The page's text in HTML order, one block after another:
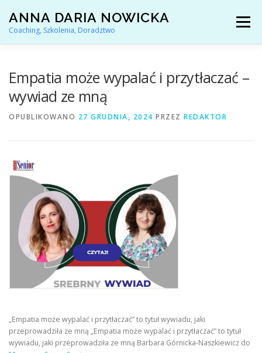
treści
ANNA DARIA NOWICKA
Coaching, Szkolenia, Doradztwo
Menu
KONTAKT
Empatia może wypalać i przytłaczać –
wywiad ze mną
OPUBLIKOWANO 27 GRUDNIA, 2024 PRZEZ REDAKTOR
„Empatia może wypalać i przytłaczać” to tytuł wywiadu, jaki
przeprowadziła ze mną „Empatia może wypalać i przytłaczać” to tytuł
wywiadu, jaki przeprowadziła ze mną Barbara Górnicka-Naszkiewicz do